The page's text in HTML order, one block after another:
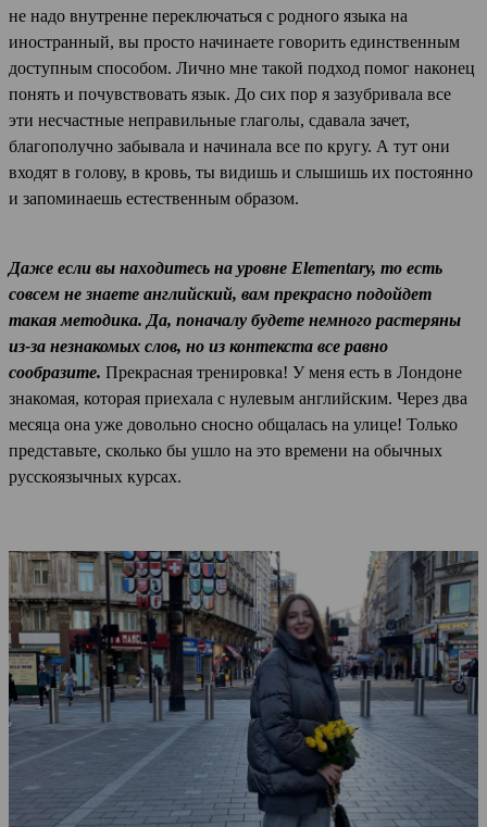
не надо внутренне переключаться с родного языка на
иностранный, вы просто начинаете говорить единственным
доступным способом. Лично мне такой подход помог наконец
понять и почувствовать язык. До сих пор я зазубривала все
эти несчастные неправильные глаголы, сдавала зачет,
благополучно забывала и начинала все по кругу. А тут они
входят в голову, в кровь, ты видишь и слышишь их постоянно
и запоминаешь естественным образом.
Даже если вы находитесь на уровне Elementary, то есть
совсем не знаете английский, вам прекрасно подойдет
такая методика. Да, поначалу будете немного растеряны
из-за незнакомых слов, но из контекста все равно
сообразите. Прекрасная тренировка! У меня есть в Лондоне
знакомая, которая приехала с нулевым английским. Через два
месяца она уже довольно сносно общалась на улице! Только
представьте, сколько бы ушло на это времени на обычных
русскоязычных курсах.